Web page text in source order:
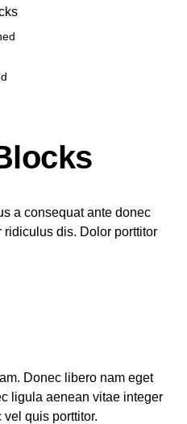
a consequat ante donec
dis. Dolor porttitor
Donec libero nam eget
ligula aenean vitae integer
quis porttitor.